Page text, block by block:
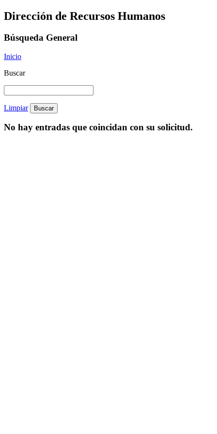
Dirección de Recursos Humanos
Búsqueda General
Inicio
Buscar
Limpiar
No hay entradas que coincidan con su solicitud.